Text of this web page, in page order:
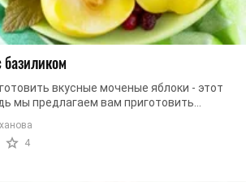
вкусные моченые яблоки - этот
мы предлагаем вам приготовить
иметь ...
4